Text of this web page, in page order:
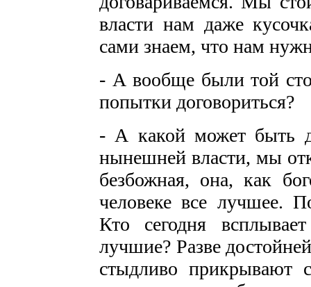
власти нам даже
сами знаем, что нам
- А вообще были той
попытки договориться?
- А какой может быть
нынешней власти, мы
безбожная, она, как
человеке все лучшее.
Кто сегодня
лучшие? Разве
стыдливо прикрывают